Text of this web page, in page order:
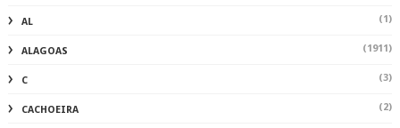
AL (1)
ALAGOAS (1911)
C (3)
CACHOEIRA (2)